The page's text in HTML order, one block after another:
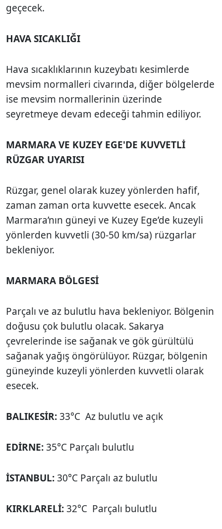
geçecek.
HAVA SICAKLIĞI
Hava sıcaklıklarının kuzeybatı kesimlerde
mevsim normalleri civarında, diğer bölgelerde
ise mevsim normallerinin üzerinde
seyretmeye devam edeceği tahmin ediliyor.
MARMARA VE KUZEY EGE'DE KUVVETLİ
RÜZGAR UYARISI
Rüzgar, genel olarak kuzey yönlerden hafif,
zaman zaman orta kuvvette esecek. Ancak
Marmara’nın güneyi ve Kuzey Ege’de kuzeyli
yönlerden kuvvetli (30-50 km/sa) rüzgarlar
bekleniyor.
MARMARA BÖLGESİ
Parçalı ve az bulutlu hava bekleniyor. Bölgenin
doğusu çok bulutlu olacak. Sakarya
çevrelerinde ise sağanak ve gök gürültülü
sağanak yağış öngörülüyor. Rüzgar, bölgenin
güneyinde kuzeyli yönlerden kuvvetli olarak
esecek.
BALIKESİR:33°C Az bulutlu ve açık
EDİRNE:35°C Parçalı bulutlu
İSTANBUL:30°C Parçalı az bulutlu
KIRKLARELİ:32°C Parçalı bulutlu